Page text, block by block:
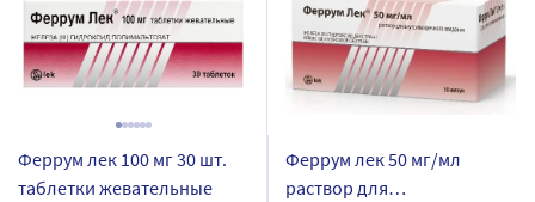
Феррум лек 100 мг 30 шт.
таблетки жевательные
Феррум лек 50 мг/мл
раствор для